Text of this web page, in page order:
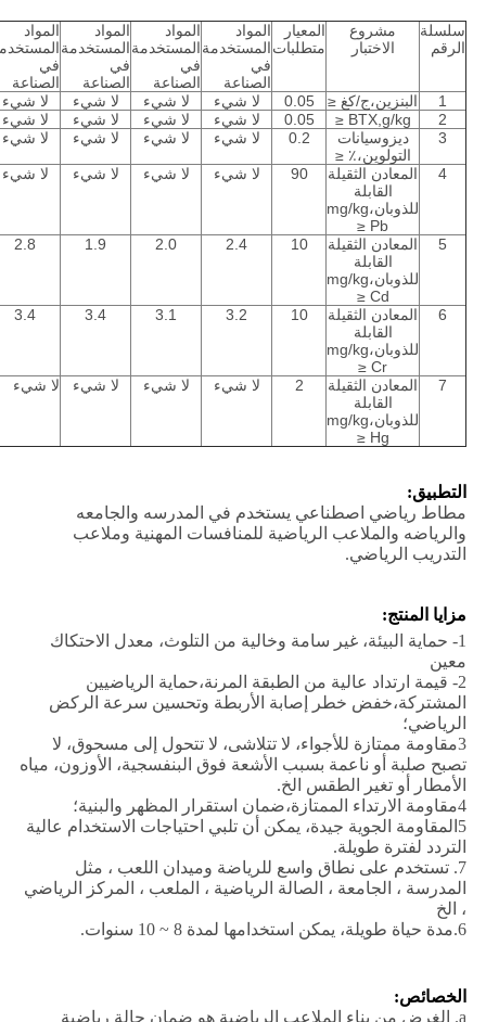
سلسلة
الرقم
مشروع
الاختبار
المعيار
متطلبات
المواد
المستخدمة
في
الصناعة
المواد
المستخدمة
في
الصناعة
المواد
المستخدمة
في
الصناعة
المواد
في
الصناعة
1
البنزين،ج/كغ ≤ 0.05 لا شيء لا شيء لا شيء
لا شيء
2
BTX,g/kg ≤
0.05 لا شيء لا شيء لا شيء
لا شيء
3
ديزوسيانات
التولوين،٪ ≤
0.2 لا شيء لا شيء لا شيء لا شيء
4
المعادن الثقيلة
القابلة
للذوبان،mg/kg
Pb ≤
90 لا شيء لا شيء لا شيء لا شيء
5
المعادن الثقيلة
القابلة
للذوبان،mg/kg
Cd ≤
10
2.4
2.0
1.9
2.8
6
المعادن الثقيلة
القابلة
للذوبان،mg/kg
Cr ≤
10
3.2
3.1
3.4
3.4
7
المعادن الثقيلة
القابلة
للذوبان،mg/kg
Hg ≤
2 لا شيء لا شيء لا شيء لا شيء
التطبيق:
مطاط رياضي اصطناعي يستخدم في المدرسه والجامعه
والرياضه والملاعب الرياضية للمنافسات المهنية وملاعب
التدريب الرياضي.
مزايا المنتج:
1- حماية البيئة، غير سامة وخالية من التلوث، معدل الاحتكاك
معين
2- قيمة ارتداد عالية من الطبقة المرنة،حماية الرياضيين
المشتركة،خفض خطر إصابة الأربطة وتحسين سرعة الركض
الرياضي؛
3مقاومة ممتازة للأجواء، لا تتلاشى، لا تتحول إلى مسحوق، لا
تصبح صلبة أو ناعمة بسبب الأشعة فوق البنفسجية، الأوزون، مياه
الأمطار أو تغير الطقس الخ.
4مقاومة الارتداء الممتازة،ضمان استقرار المظهر والبنية؛
5المقاومة الجوية جيدة، يمكن أن تلبي احتياجات الاستخدام عالية
التردد لفترة طويلة.
7. تستخدم على نطاق واسع للرياضة وميدان اللعب ، مثل
المدرسة ، الجامعة ، الصالة الرياضية ، الملعب ، المركز الرياضي
، الخ
6.مدة حياة طويلة، يمكن استخدامها لمدة 8 ~ 10 سنوات.
الخصائص:
a. الغرض من بناء الملاعب الرياضية هو ضمان حالة رياضية